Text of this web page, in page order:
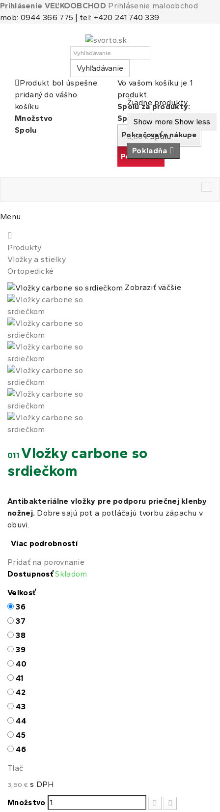
Prihlásenie VEĽKOOBCHOD Prihlásenie maloobchod
mob: 0944 366 775 | tel: +420 241 740 339
Vyhľadávanie
Košík
(prázdny)
Žiadne produkty
Show more Show less
0,00 € Spolu
Pokladňa
Produkt bol úspešne
pridaný do vášho
košíku
Množstvo
Spolu
Vo vašom košíku je 1
produkt.
Spolu za produkty:
Spolu
Pokračovať v nákupe
Pokračovať
Menu
Produkty
Vložky a stielky
Ortopedické
Zobraziť väčšie
011 Vložky carbone so
srdiečkom
Antibakteriálne vložky pre podporu priečnej klenby
nožnej. Dobre sajú pot a potláčajú tvorbu zápachu v
obuvi.
Viac podrobností
Pridať na porovnanie
Dostupnosť Skladom
Veľkosť
36
37
38
39
40
41
42
43
44
45
46
Tlač
3,60 €s DPH
Množstvo